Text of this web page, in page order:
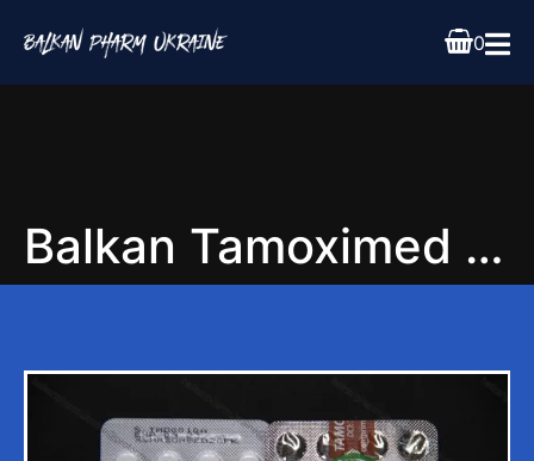
0
Balkan Tamoximed 10mg 20tab